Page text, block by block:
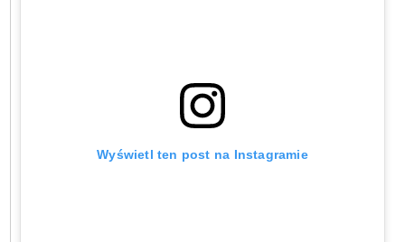
Wyświetl ten post na Instagramie